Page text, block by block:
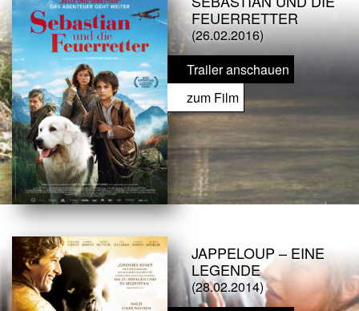
FEUERRETTER
(26.02.2016)
Trailer anschauen
zum Film
JAPPELOUP – EINE
LEGENDE
(28.02.2014)